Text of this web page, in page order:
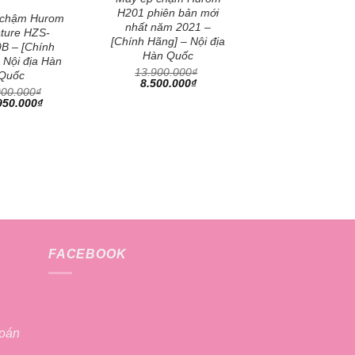
Hurom
HZS-
– [Chính
địa Hàn
₫
₫Giá
H201 phiên bản mới
nhất năm 2021 –
[Chính Hãng] – Nội địa
Hàn Quốc
13.900.000₫
Giá
8.500.000₫Giá
FACEBOOK